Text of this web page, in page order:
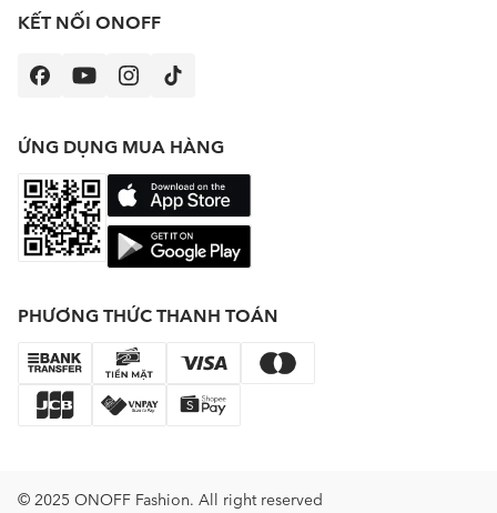
KẾT NỐI ONOFF
ỨNG DỤNG MUA HÀNG
PHƯƠNG THỨC THANH TOÁN
© 2025 ONOFF Fashion. All right reserved